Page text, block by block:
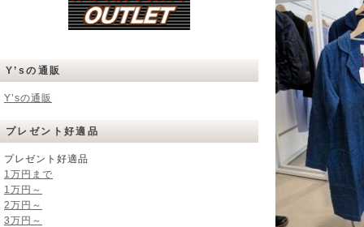
Y’sの通販
Y’sの通販
プレゼント好適品
プレゼント好適品
1万円まで
1万円～
2万円～
3万円～